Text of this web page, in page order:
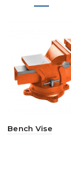
Bench Vise